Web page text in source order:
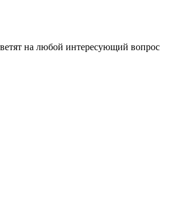
на любой интересующий вопрос